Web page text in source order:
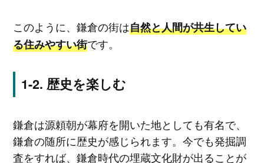
このように、鎌倉の街は自然と人間が共生してい
る住みやすい街です。
歴史を楽しむ
鎌倉は源頼朝が幕府を開いた地としても有名で、
鎌倉の随所に歴史が感じられます。今でも発掘調
査をすれば、鎌倉時代の埋蔵文化財が出ることが